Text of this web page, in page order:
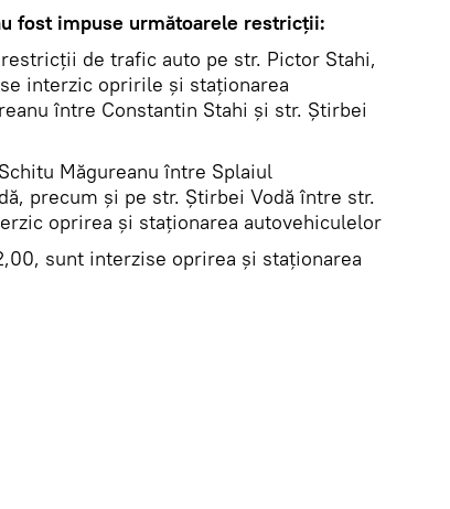
fost impuse următoarele restricţii:
de trafic auto pe str. Pictor Stahi,
interzic opririle şi staţionarea
între Constantin Stahi şi str. Ştirbei
Măgureanu între Splaiul
precum şi pe str. Ştirbei Vodă între str.
oprirea şi staţionarea autovehiculelor
sunt interzise oprirea şi staţionarea